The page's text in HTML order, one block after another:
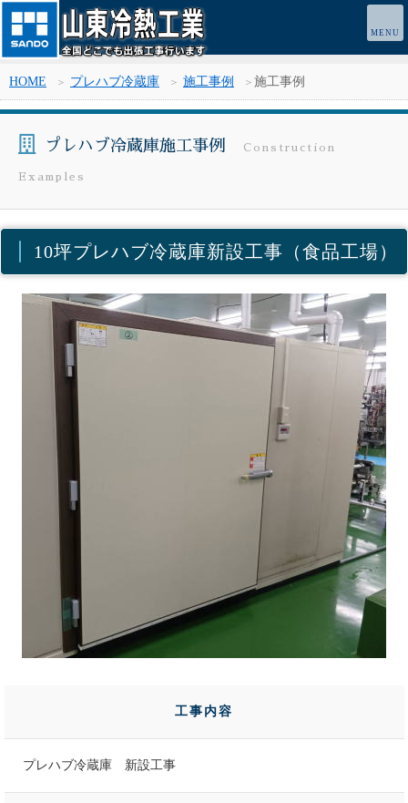
HOME プレハブ冷蔵庫 施工事例 施工事例
プレハブ冷蔵庫施工事例 Construction
Examples
10坪プレハブ冷蔵庫新設工事（食品工場）
工事内容
プレハブ冷蔵庫 新設工事